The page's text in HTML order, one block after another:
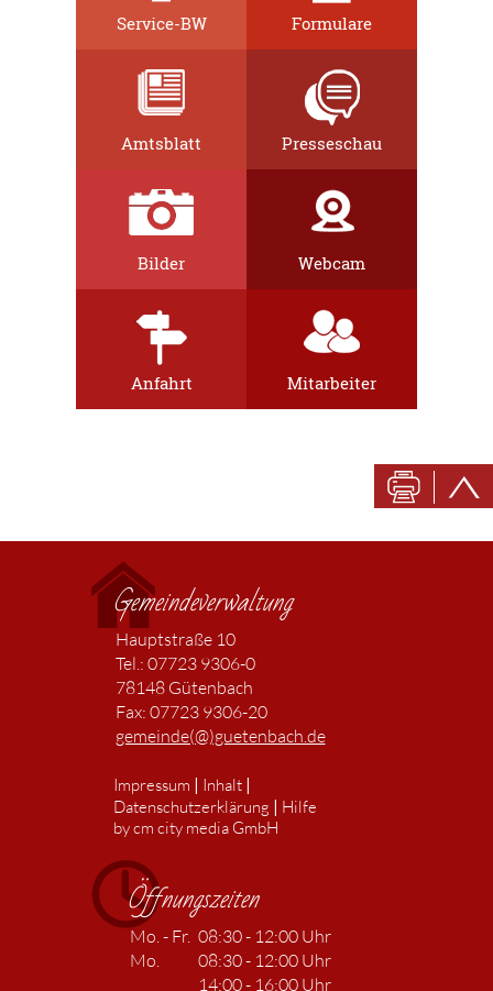
Service-BW Formulare
Amtsblatt Presseschau
Bilder Webcam
Anfahrt Mitarbeiter
Gemeindeverwaltung
Hauptstraße 10
Tel.: 07723 9306-0
78148 Gütenbach
Fax: 07723 9306-20
gemeinde(@)guetenbach.de
Impressum | Inhalt|
Datenschutzerklärung | Hilfe
by cm city media GmbH
Öffnungszeiten
Mo. - Fr. 08:30 - 12:00 Uhr
Mo.
08:30 - 12:00 Uhr
14:00 - 16:00 Uhr